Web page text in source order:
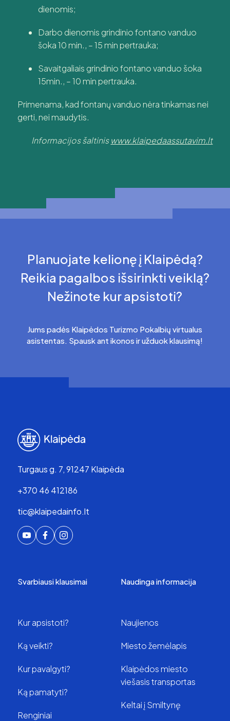
dienomis;
Darbo dienomis grindinio fontano vanduo
šoka 10 min., – 15 min pertrauka;
Savaitgaliais grindinio fontano vanduo šoka
15min., – 10 min pertrauka.
Primenama, kad fontanų vanduo nėra tinkamas nei
gerti, nei maudytis.
Informacijos šaltiniswww.klaipedaassutavim.lt
Planuojate kelionę į Klaipėdą?
Reikia pagalbos išsirinkti veiklą?
Nežinote kur apsistoti?
Jums padės Klaipėdos Turizmo Pokalbių virtualus
asistentas. Spausk ant ikonos ir užduok klausimą!
Turgaus g. 7, 91247 Klaipėda
+370 46 412186
tic@klaipedainfo.lt
Svarbiausi klausimai
Kur apsistoti?
Ką veikti?
Kur pavalgyti?
Ką pamatyti?
Renginiai
Naudinga informacija
Naujienos
Miesto žemėlapis
Klaipėdos miesto
viešasis transportas
Keltai į Smiltynę